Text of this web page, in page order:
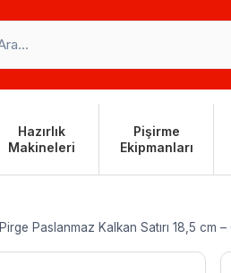
Hazırlık
Makineleri
Pişirme
Ekipmanları
Pirge Paslanmaz Kalkan Satırı 18,5 cm